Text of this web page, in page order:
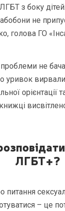
з боку
не
голова ГО
не
уривок вирвали
орієнтації
ЛГБТ+?
– це